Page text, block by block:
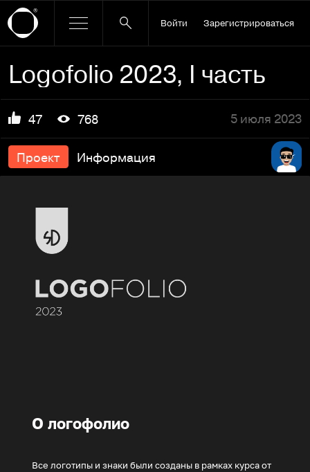
Войти Зарегистрироваться
Logofolio 2023, I часть
47 768 5 июля 2023
Проект Информация
О логофолио
Все логотипы и знаки были созданы в рамках курса от